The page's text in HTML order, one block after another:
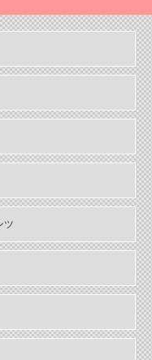
恋1』『みそっかす王女
年フェア特典情報
話お試し読み合本
ツ